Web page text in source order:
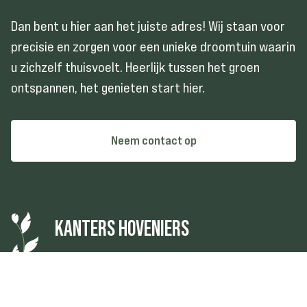
opdrachtgever te leren kennen.
Tijdens dit bezoek zullen we uw
samengestelde moodboard en
wensenlijst doornemen. We zijn
Dan bent u hier aan het juiste adres! Wij staan voor
precisie en zorgen voor een unieke droomtuin waarin
u zichzelf thuisvoelt. Heerlijk tussen het groen
ontspannen, het genieten start hier.
Neem contact op
KANTERS HOVENIERS